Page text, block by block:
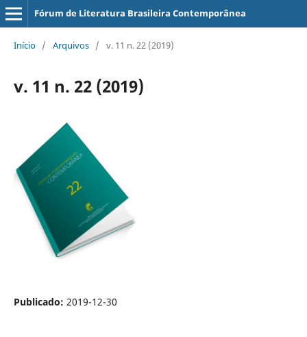
Fórum de Literatura Brasileira Contemporânea
Início / Arquivos / v. 11 n. 22 (2019)
v. 11 n. 22 (2019)
Publicado: 2019-12-30